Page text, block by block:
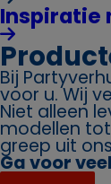
Inspiratie
Bij
voor u. Wij
Niet alleen
modellen
greep uit
Ga voor